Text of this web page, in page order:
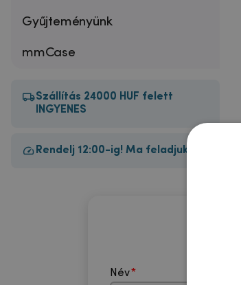
Gyűjteményünk
mmCase
Szállítás 24000 HUF felett
INGYENES
Rendelj 12:00-ig! Ma feladjuk!
Név